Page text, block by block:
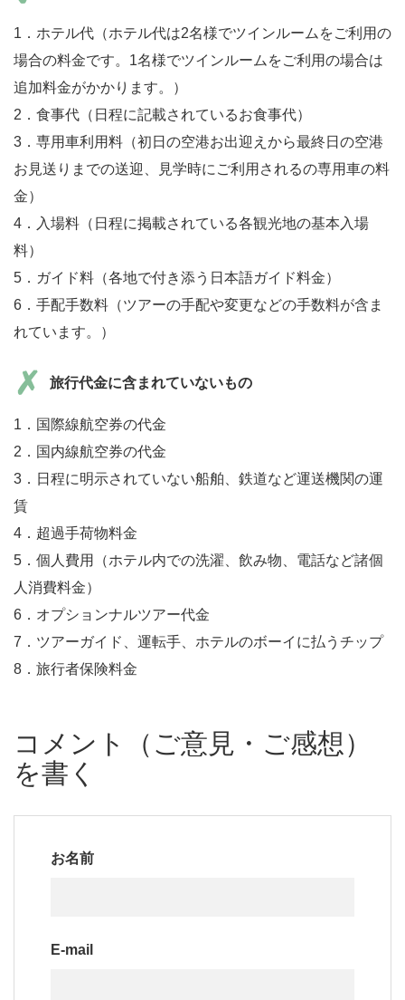
1．ホテル代（ホテル代は2名様でツインルームをご利用の
場合の料金です。1名様でツインルームをご利用の場合は
追加料金がかかります。）
2．食事代（日程に記載されているお食事代）
3．専用車利用料（初日の空港お出迎えから最終日の空港
お見送りまでの送迎、見学時にご利用されるの専用車の料
金）
4．入場料（日程に掲載されている各観光地の基本入場
料）
5．ガイド料（各地で付き添う日本語ガイド料金）
6．手配手数料（ツアーの手配や変更などの手数料が含ま
れています。）
旅行代金に含まれていないもの
1．国際線航空券の代金
2．国内線航空券の代金
3．日程に明示されていない船舶、鉄道など運送機関の運
賃
4．超過手荷物料金
5．個人費用（ホテル内での洗濯、飲み物、電話など諸個
人消費料金）
6．オプションナルツアー代金
7．ツアーガイド、運転手、ホテルのボーイに払うチップ
8．旅行者保険料金
コメント（ご意見・ご感想）
を書く
お名前
E-mail